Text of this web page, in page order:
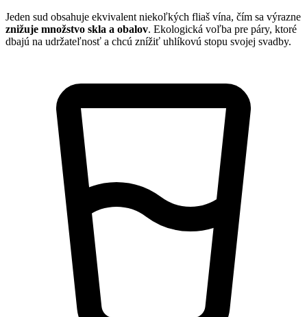
Jeden sud obsahuje ekvivalent niekoľkých fliaš vína, čím sa výrazne
znižuje množstvo skla a obalov. Ekologická voľba pre páry, ktoré
dbajú na udržateľnosť a chcú znížiť uhlíkovú stopu svojej svadby.